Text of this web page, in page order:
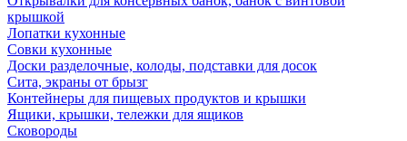
крышкой
Лопатки кухонные
Совки кухонные
Доски разделочные, колоды, подставки для досок
Сита, экраны от брызг
Контейнеры для пищевых продуктов и крышки
Ящики, крышки, тележки для ящиков
Сковороды